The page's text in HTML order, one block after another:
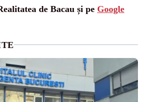
de Bacau și pe Google